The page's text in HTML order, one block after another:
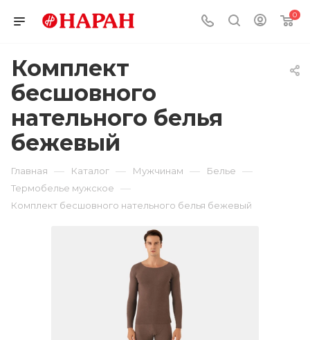
0
Комплект
бесшовного
нательного белья
бежевый
Главная — Каталог — Мужчинам — Белье —
Термобелье мужское —
Комплект бесшовного нательного белья бежевый